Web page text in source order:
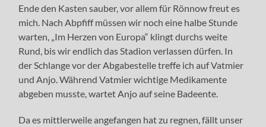
Ende den Kasten sauber, vor allem für Rönnow freut es
mich. Nach Abpfiff müssen wir noch eine halbe Stunde
warten, „Im Herzen von Europa“ klingt durchs weite
Rund, bis wir endlich das Stadion verlassen dürfen. In
der Schlange vor der Abgabestelle treffe ich auf Vatmier
und Anjo. Während Vatmier wichtige Medikamente
abgeben musste, wartet Anjo auf seine Badeente.
Da es mittlerweile angefangen hat zu regnen, fällt unser